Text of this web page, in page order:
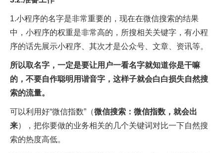
1.小程序的名字是非常重要的，现在在微信搜索的结果
中，小程序的权重是非常高的，所搜相关关键字，有小程
序的话先展示小程序、其次才是公众号、文章、资讯等。
所以取名字，一定是要让用户一看名字就知道你是干嘛
的，不要自作聪明用谐音字，这样子就会白白损失自然搜
索的流量。
可以利用好“微信指数”（微信搜索：微信指数，就会出
来），把你要做的业务相关的几个关键词对比一下自然搜
索的热度高低。